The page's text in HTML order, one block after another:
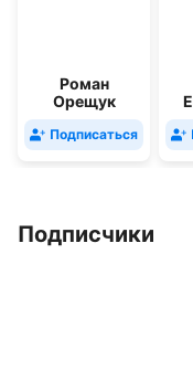
Роман
Орещук
Подписаться
Подписчики